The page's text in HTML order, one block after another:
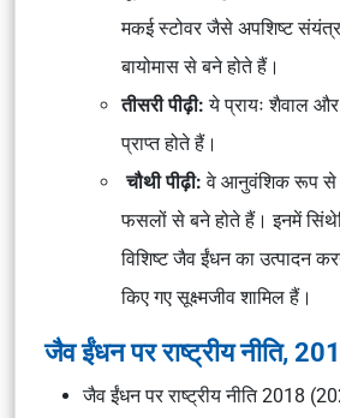
मकई स्टोवर जैसे अपशिष्ट
बायोमास से बने होते हैं।
तीसरी पीढ़ी:ये प्रायः शैवाल
प्राप्त होते हैं।
चौथी पीढ़ी:वे आनुवंशिक रूप से
फसलों से बने होते हैं। इनमें
विशिष्ट जैव ईंधन का उत्पादन
किए गए सूक्ष्मजीव शामिल हैं।
जैव ईंधन पर राष्ट्रीय नीति,
जैव ईंधन पर राष्ट्रीय नीति 2018